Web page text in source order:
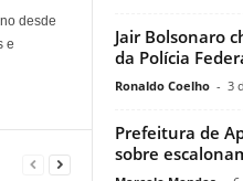
desde
e
Jair Bolsonaro
da Polícia
Ronaldo Coelho - 3
Prefeitura de
sobre